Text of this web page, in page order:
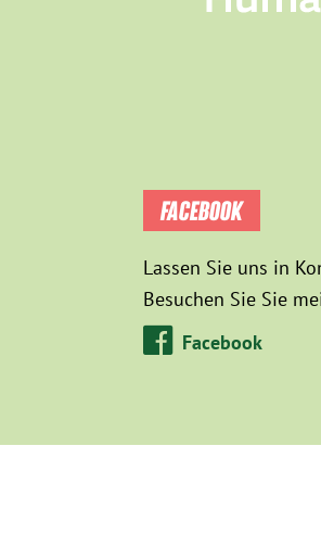
FACEBOOK
Lassen Sie uns in
Besuchen Sie Sie
Facebook